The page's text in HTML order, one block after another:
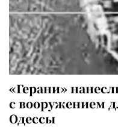
«Герани»
с вооружением
Одессы